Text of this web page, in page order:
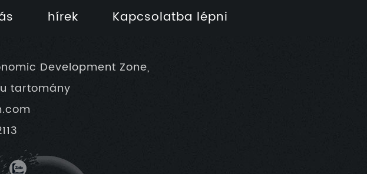
hírek Kapcsolatba lépni
Development Zone,
tartomány